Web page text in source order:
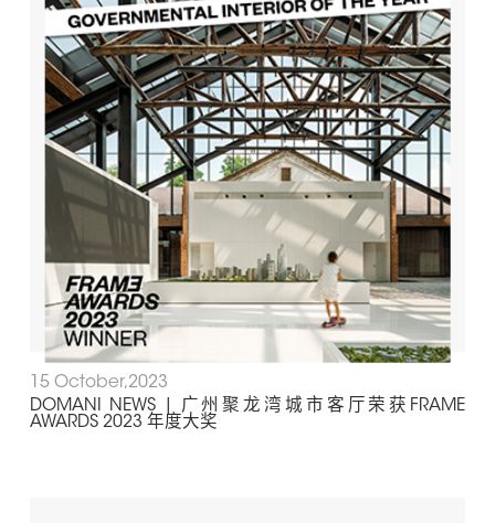
15 October,2023
DOMANI NEWS | 广州聚龙湾城市客厅荣获FRAME
AWARDS 2023 年度大奖